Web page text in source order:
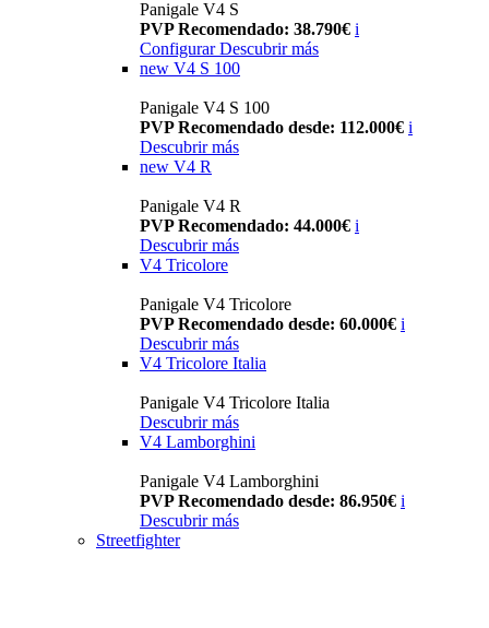
Panigale V4 S
PVP Recomendado: 38.790€ i
Configurar Descubrir más
new V4 S 100
Panigale V4 S 100
PVP Recomendado desde: 112.000€ i
Descubrir más
new V4 R
Panigale V4 R
PVP Recomendado: 44.000€ i
Descubrir más
V4 Tricolore
Panigale V4 Tricolore
PVP Recomendado desde: 60.000€ i
Descubrir más
V4 Tricolore Italia
Panigale V4 Tricolore Italia
Descubrir más
V4 Lamborghini
Panigale V4 Lamborghini
PVP Recomendado desde: 86.950€ i
Descubrir más
Streetfighter